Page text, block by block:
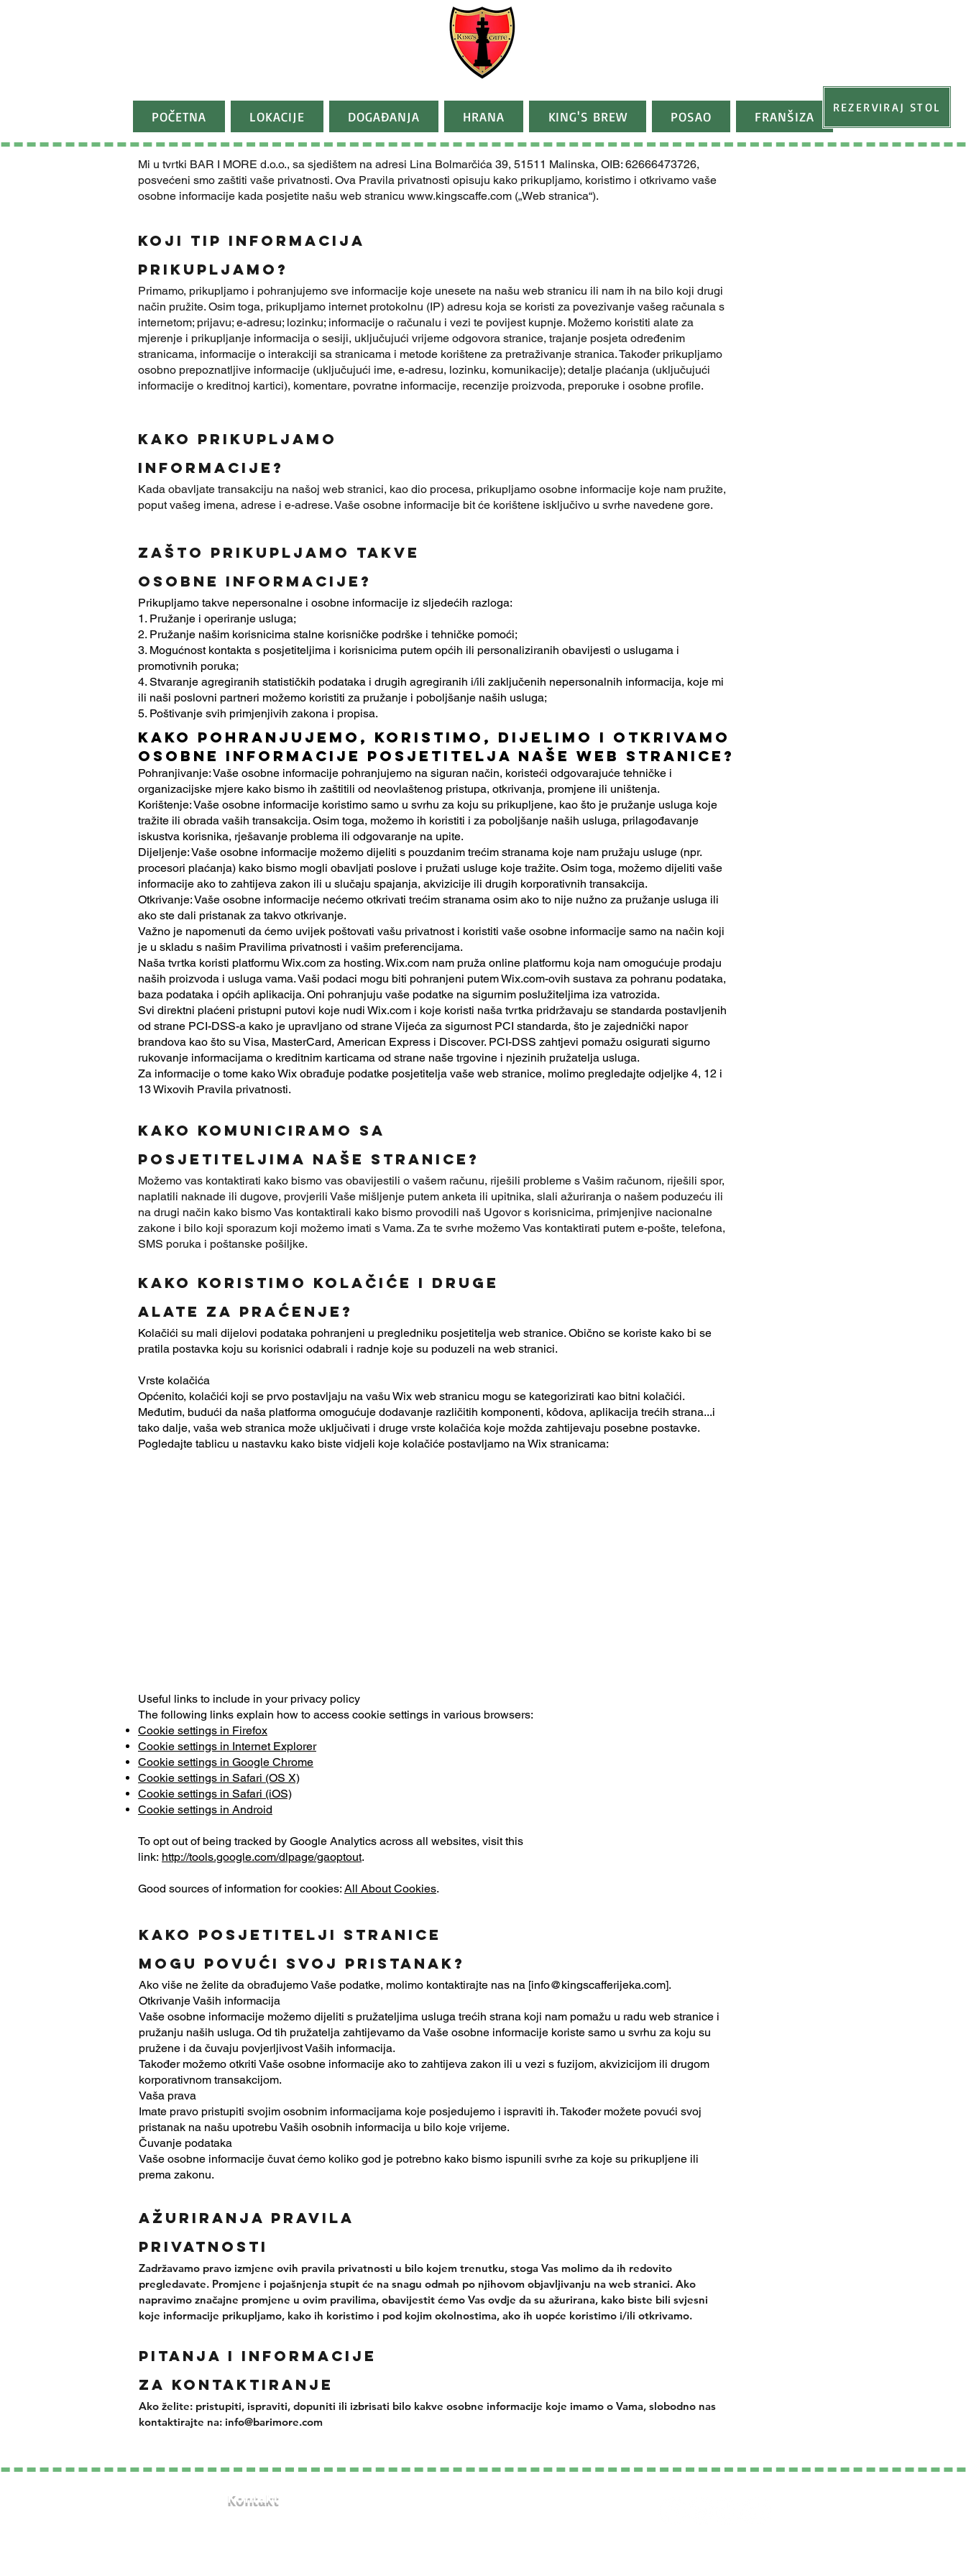
REZERVIRAJ STOL
POČETNA LOKACIJE DOGAĐANJA HRANA KING'S BREW POSAO FRANŠIZA
Mi u tvrtki BAR I MORE d.o.o., sa sjedištem na adresi Lina Bolmarčića 39, 51511 Malinska, OIB: 62666473726,
posvećeni smo zaštiti vaše privatnosti. Ova Pravila privatnosti opisuju kako prikupljamo, koristimo i otkrivamo vaše
osobne informacije kada posjetite našu web stranicu www.kingscaffe.com („Web stranica“).
Koji tip informacija
PRIkupljamo?
Primamo, prikupljamo i pohranjujemo sve informacije koje unesete na našu web stranicu ili nam ih na bilo koji drugi
način pružite. Osim toga, prikupljamo internet protokolnu (IP) adresu koja se koristi za povezivanje vašeg računala s
internetom; prijavu; e-adresu; lozinku; informacije o računalu i vezi te povijest kupnje. Možemo koristiti alate za
mjerenje i prikupljanje informacija o sesiji, uključujući vrijeme odgovora stranice, trajanje posjeta određenim
stranicama, informacije o interakciji sa stranicama i metode korištene za pretraživanje stranica. Također prikupljamo
osobno prepoznatljive informacije (uključujući ime, e-adresu, lozinku, komunikacije); detalje plaćanja (uključujući
informacije o kreditnoj kartici), komentare, povratne informacije, recenzije proizvoda, preporuke i osobne profile.
Kako PRIkupljamo
informacije?
Kada obavljate transakciju na našoj web stranici, kao dio procesa, prikupljamo osobne informacije koje nam pružite,
poput vašeg imena, adrese i e-adrese. Vaše osobne informacije bit će korištene isključivo u svrhe navedene gore.
Zašto PRIkupljamo takve
osobne informacije?
Prikupljamo takve nepersonalne i osobne informacije iz sljedećih razloga:
1. Pružanje i operiranje usluga;
2. Pružanje našim korisnicima stalne korisničke podrške i tehničke pomoći;
3. Mogućnost kontakta s posjetiteljima i korisnicima putem općih ili personaliziranih obavijesti o uslugama i
promotivnih poruka;
4. Stvaranje agregiranih statističkih podataka i drugih agregiranih i/ili zaključenih nepersonalnih informacija, koje mi
ili naši poslovni partneri možemo koristiti za pružanje i poboljšanje naših usluga;
5. Poštivanje svih primjenjivih zakona i propisa.
Kako pohranjujemo, koristimo, dijelimo i otkrivamo
osobne informacije posjetitelja naše web stranice?
Pohranjivanje: Vaše osobne informacije pohranjujemo na siguran način, koristeći odgovarajuće tehničke i
organizacijske mjere kako bismo ih zaštitili od neovlaštenog pristupa, otkrivanja, promjene ili uništenja.
Korištenje: Vaše osobne informacije koristimo samo u svrhu za koju su prikupljene, kao što je pružanje usluga koje
tražite ili obrada vaših transakcija. Osim toga, možemo ih koristiti i za poboljšanje naših usluga, prilagođavanje
iskustva korisnika, rješavanje problema ili odgovaranje na upite.
Dijeljenje: Vaše osobne informacije možemo dijeliti s pouzdanim trećim stranama koje nam pružaju usluge (npr.
procesori plaćanja) kako bismo mogli obavljati poslove i pružati usluge koje tražite. Osim toga, možemo dijeliti vaše
informacije ako to zahtijeva zakon ili u slučaju spajanja, akvizicije ili drugih korporativnih transakcija.
Otkrivanje: Vaše osobne informacije nećemo otkrivati ​​trećim stranama osim ako to nije nužno za pružanje usluga ili
ako ste dali pristanak za takvo otkrivanje.
Važno je napomenuti da ćemo uvijek poštovati vašu privatnost i koristiti vaše osobne informacije samo na način koji
je u skladu s našim Pravilima privatnosti i vašim preferencijama.
Naša tvrtka koristi platformu Wix.com za hosting. Wix.com nam pruža online platformu koja nam omogućuje prodaju
naših proizvoda i usluga vama. Vaši podaci mogu biti pohranjeni putem Wix.com-ovih sustava za pohranu podataka,
baza podataka i općih aplikacija. Oni pohranjuju vaše podatke na sigurnim poslužiteljima iza vatrozida.
Svi direktni plaćeni pristupni putovi koje nudi Wix.com i koje koristi naša tvrtka pridržavaju se standarda postavljenih
od strane PCI-DSS-a kako je upravljano od strane Vijeća za sigurnost PCI standarda, što je zajednički napor
brandova kao što su Visa, MasterCard, American Express i Discover. PCI-DSS zahtjevi pomažu osigurati sigurno
rukovanje informacijama o kreditnim karticama od strane naše trgovine i njezinih pružatelja usluga.
Za informacije o tome kako Wix obrađuje podatke posjetitelja vaše web stranice, molimo pregledajte odjeljke 4, 12 i
13 Wixovih Pravila privatnosti.
KAKO KOMUNICIRAMO SA
POSJETITELJIMA NAŠE STRANICE?
Možemo vas kontaktirati kako bismo vas obavijestili o vašem računu, riješili probleme s Vašim računom, riješili spor,
naplatili naknade ili dugove, provjerili Vaše mišljenje putem anketa ili upitnika, slali ažuriranja o našem poduzeću ili
na drugi način kako bismo Vas kontaktirali kako bismo provodili naš Ugovor s korisnicima, primjenjive nacionalne
zakone i bilo koji sporazum koji možemo imati s Vama. Za te svrhe možemo Vas kontaktirati putem e-pošte, telefona,
SMS poruka i poštanske pošiljke.
Kako koristimo kolačiće i druge
alate za praćenje?
Kolačići su mali dijelovi podataka pohranjeni u pregledniku posjetitelja web stranice. Obično se koriste kako bi se
pratila postavka koju su korisnici odabrali i radnje koje su poduzeli na web stranici.
Vrste kolačića
Općenito, kolačići koji se prvo postavljaju na vašu Wix web stranicu mogu se kategorizirati kao bitni kolačići.
Međutim, budući da naša platforma omogućuje dodavanje različitih komponenti, kôdova, aplikacija trećih strana...i
tako dalje, vaša web stranica može uključivati i druge vrste kolačića koje možda zahtijevaju posebne postavke.
Pogledajte tablicu u nastavku kako biste vidjeli koje kolačiće postavljamo na Wix stranicama:
Useful links to include in your privacy policy
The following links explain how to access cookie settings in various browsers:
Cookie settings in Firefox
Cookie settings in Internet Explorer
Cookie settings in Google Chrome
Cookie settings in Safari (OS X)
Cookie settings in Safari (iOS)
Cookie settings in Android
To opt out of being tracked by Google Analytics across all websites, visit this
link: http://tools.google.com/dlpage/gaoptout.
Good sources of information for cookies: All About Cookies.
Kako posjetitelji stranice
mogu povući svoj pristanak?
Ako više ne želite da obrađujemo Vaše podatke, molimo kontaktirajte nas na [info@kingscafferijeka.com].
Otkrivanje Vaših informacija
Vaše osobne informacije možemo dijeliti s pružateljima usluga trećih strana koji nam pomažu u radu web stranice i
pružanju naših usluga. Od tih pružatelja zahtijevamo da Vaše osobne informacije koriste samo u svrhu za koju su
pružene i da čuvaju povjerljivost Vaših informacija.
Također možemo otkriti Vaše osobne informacije ako to zahtijeva zakon ili u vezi s fuzijom, akvizicijom ili drugom
korporativnom transakcijom.
Vaša prava
Imate pravo pristupiti svojim osobnim informacijama koje posjedujemo i ispraviti ih. Također možete povući svoj
pristanak na našu upotrebu Vaših osobnih informacija u bilo koje vrijeme.
Čuvanje podataka
Vaše osobne informacije čuvat ćemo koliko god je potrebno kako bismo ispunili svrhe za koje su prikupljene ili
prema zakonu.
Ažuriranja pravila
privatnosti
Zadržavamo pravo izmjene ovih pravila privatnosti u bilo kojem trenutku, stoga Vas molimo da ih redovito
pregledavate. Promjene i pojašnjenja stupit će na snagu odmah po njihovom objavljivanju na web stranici. Ako
napravimo značajne promjene u ovim pravilima, obavijestit ćemo Vas ovdje da su ažurirana, kako biste bili svjesni
koje informacije prikupljamo, kako ih koristimo i pod kojim okolnostima, ako ih uopće koristimo i/ili otkrivamo.
Pitanja i informacije
za kontaktiranje
Ako želite: pristupiti, ispraviti, dopuniti ili izbrisati bilo kakve osobne informacije koje imamo o Vama, slobodno nas
kontaktirajte na: info@barimore.com
Kontakt